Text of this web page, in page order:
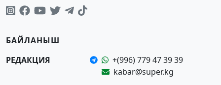
БАЙЛАНЫШ
РЕДАКЦИЯ
+(996) 779 47 39 39
kabar@super.kg